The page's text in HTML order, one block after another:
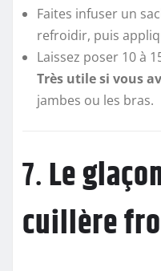
Faites infuser un
refroidir, puis
Laissez poser 10 à
Très utile si vous
jambes ou les bras.
7.Le
cuillère